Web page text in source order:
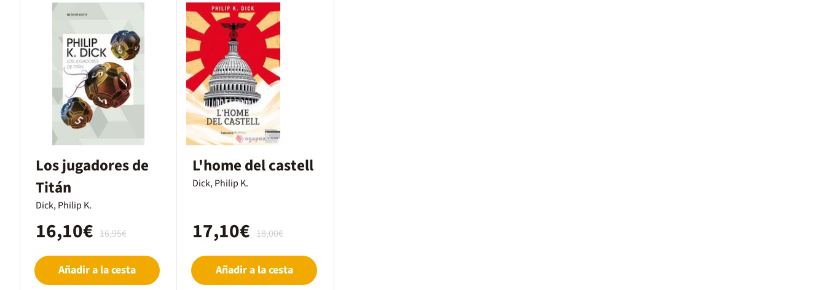
Los jugadores de
Titán
Dick, Philip K.
16,95€
16,10€
Añadir a la cesta
L'home del castell
Dick, Philip K.
18,00€
17,10€
Añadir a la cesta